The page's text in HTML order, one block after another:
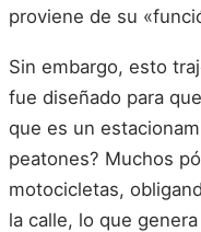
proviene de su
Sin embargo, esto
fue diseñado para
que es un
peatones? Muchos
motocicletas,
la calle, lo que